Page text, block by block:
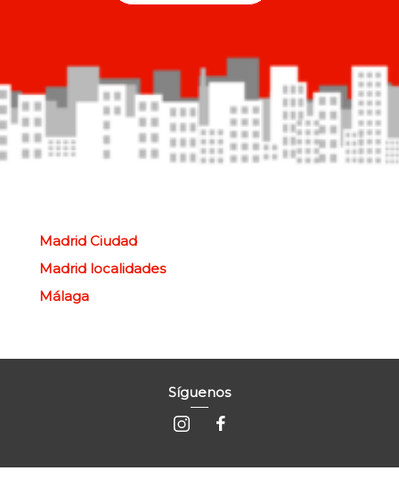
Madrid Ciudad
Madrid localidades
Málaga
Síguenos